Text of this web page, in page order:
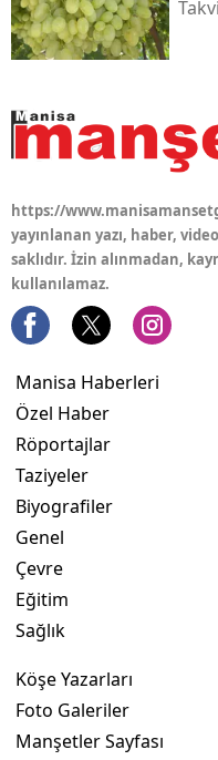
https://
yayınlanan yazı, haber,
saklıdır. İzin alınmadan,
kullanılamaz.
Manisa Haberleri
Özel Haber
Röportajlar
Taziyeler
Biyografiler
Genel
Çevre
Eğitim
Sağlık
Köşe Yazarları
Foto Galeriler
Manşetler Sayfası